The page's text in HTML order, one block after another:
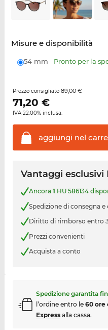
Misure e disponibilità
54 mm Pronto per la
Prezzo consigliato 89,00 €
71,20 €
IVA 22.00% inclusa.
aggiungi nel
Vantaggi esclusivi
Ancora 1 HU 586134
Spedizione di consegna
Diritto di rimborso entro
Prezzi convenienti
Acquista a conto
Spedizione garantita
l’ordine entro le 60 ore
Expressalla cassa.